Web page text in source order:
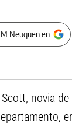
Neuquen en
novia